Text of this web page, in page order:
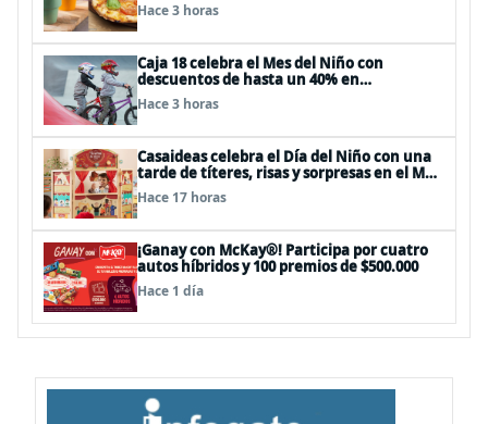
Hace 3 horas
Caja 18 celebra el Mes del Niño con
descuentos de hasta un 40% en
panoramas, cine, shows y streaming
Hace 3 horas
Casaideas celebra el Día del Niño con una
tarde de títeres, risas y sorpresas en el Mall
Plaza Vespucio
Hace 17 horas
¡Ganay con McKay®! Participa por cuatro
autos híbridos y 100 premios de $500.000
Hace 1 día